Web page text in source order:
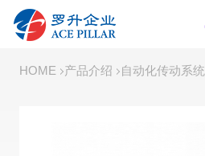
HOME 产品介绍 自动化传动系统